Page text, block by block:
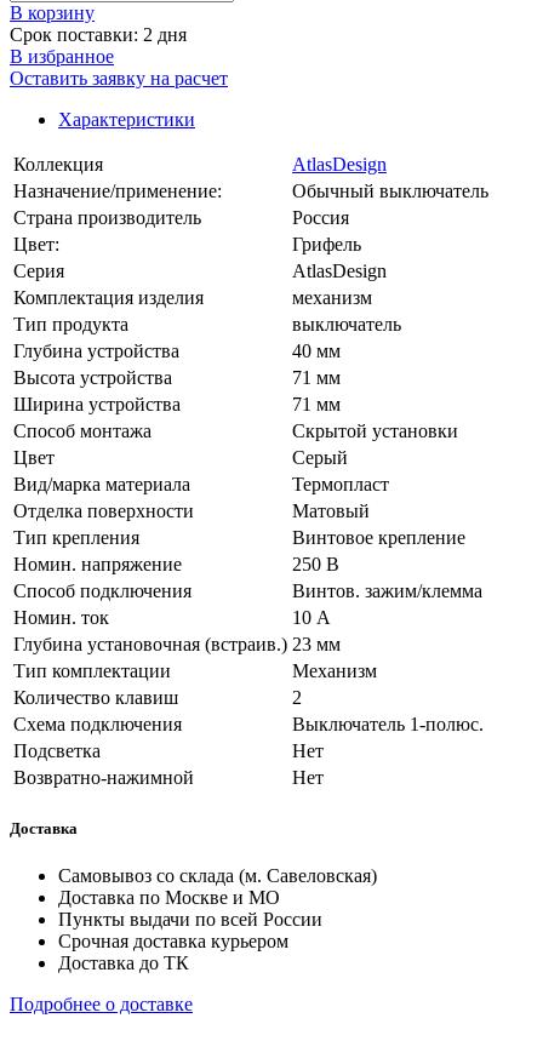
В корзинy
Срок поставки: 2 дня
В избранное
Оставить заявку на расчет
Характеристики
Коллекция
AtlasDesign
Назначение/применение:
Обычный выключатель
Страна производитель
Россия
Цвет:
Грифель
Серия
AtlasDesign
Комплектация изделия
механизм
Тип продукта
выключатель
Глубина устройства
40 мм
Высота устройства
71 мм
Ширина устройства
71 мм
Способ монтажа
Скрытой установки
Цвет
Серый
Вид/марка материала
Термопласт
Отделка поверхности
Матовый
Тип крепления
Винтовое крепление
Номин. напряжение
250 В
Способ подключения
Винтов. зажим/клемма
Номин. ток
10 А
Глубина установочная (встраив.) 23 мм
Тип комплектации
Механизм
Количество клавиш
2
Схема подключения
Выключатель 1-полюс.
Подсветка
Нет
Возвратно-нажимной
Нет
Доставка
Самовывоз со склада (м. Савеловская)
Доставка по Москве и МО
Пункты выдачи по всей России
Срочная доставка курьером
Доставка до ТК
Подробнее о доставке